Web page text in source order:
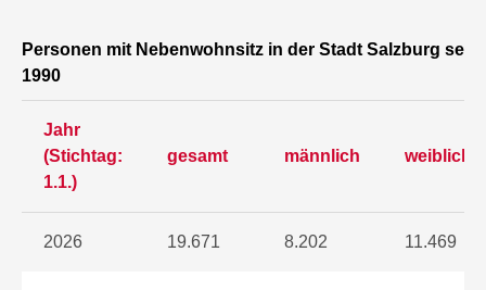
Personen mit Nebenwohnsitz in der Stadt Salzburg seit
1990
Jahr
(Stichtag:
1.1.)
gesamt männlich weiblich
2026 19.671 8.202 11.469